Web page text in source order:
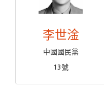
李世淦
中國國民黨
13號